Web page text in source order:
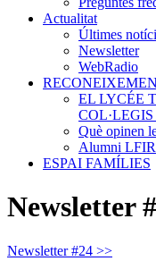
Actualitat
Últimes
Newsletter
WebRadio
EL LYCÉE
Què opinen
Alumni LFIR
ESPAI FAMÍLIES
Newsletter
Newsletter #24 >>